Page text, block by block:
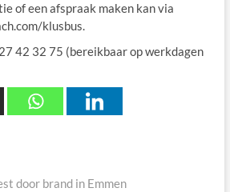
of een afspraak maken kan via
klusbus.
42 32 75 (bereikbaar op werkdagen
door brand in Emmen